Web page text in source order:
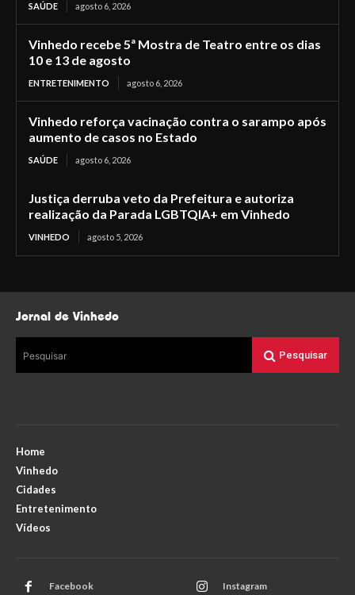
SAÚDE agosto 6, 2026
Vinhedo recebe 5ª Mostra de Teatro entre os dias
10 e 13 de agosto
ENTRETENIMENTO agosto 6, 2026
Vinhedo reforça vacinação contra o sarampo após
aumento de casos no Estado
SAÚDE agosto 6, 2026
Justiça derruba veto da Prefeitura e autoriza
realização da Parada LGBTQIA+ em Vinhedo
VINHEDO agosto 5, 2026
Jornal de Vinhedo
Pesquisar Pesquisar
Home
Vinhedo
Cidades
Entretenimento
Vídeos
Facebook Instagram